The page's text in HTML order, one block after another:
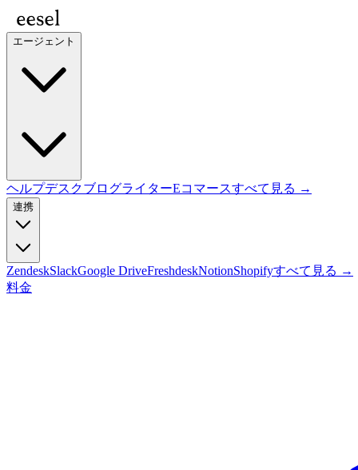
エージェント
ヘルプデスクブログライターEコマースすべて見る →
連携
ZendeskSlackGoogle DriveFreshdeskNotionShopifyすべて見る →
料金